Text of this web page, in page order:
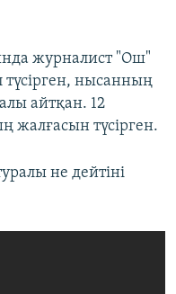
журналист "Ош"
нысанның
айтқан. 12
жалғасын түсірген.
не дейтіні